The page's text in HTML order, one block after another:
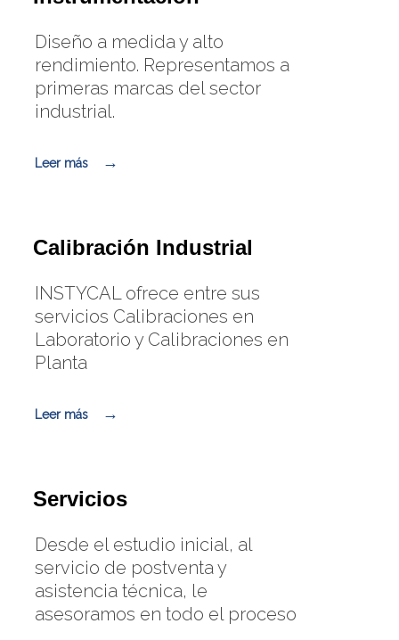
Catálogos
Noticias
Noticias Instycal
Contacto
Solicitud de oferta
Trabaja con nosotros
Español ▼
Diseño a medida y alto
rendimiento. Representamos a
primeras marcas del sector
industrial.
Leer más
Calibración Industrial
INSTYCAL ofrece entre sus
servicios Calibraciones en
Laboratorio y Calibraciones en
Planta
Leer más
Servicios
Desde el estudio inicial, al
servicio de postventa y
asistencia técnica, le
asesoramos en todo el proceso